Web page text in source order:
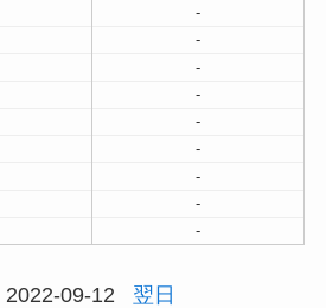
-
-
-
-
-
-
-
-
-
2022-09-12 翌日